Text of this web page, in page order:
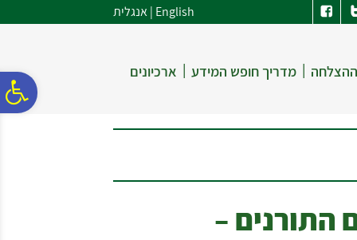
נגישות
אתר
המרכזי
English
|אנגלית
| מדריך חופש המידע | ארכיונים
התורנים –